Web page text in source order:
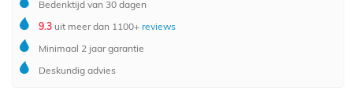
Bedenktijd van 30 dagen
9.3 uit meer dan 1100+ reviews
Minimaal 2 jaar garantie
Deskundig advies